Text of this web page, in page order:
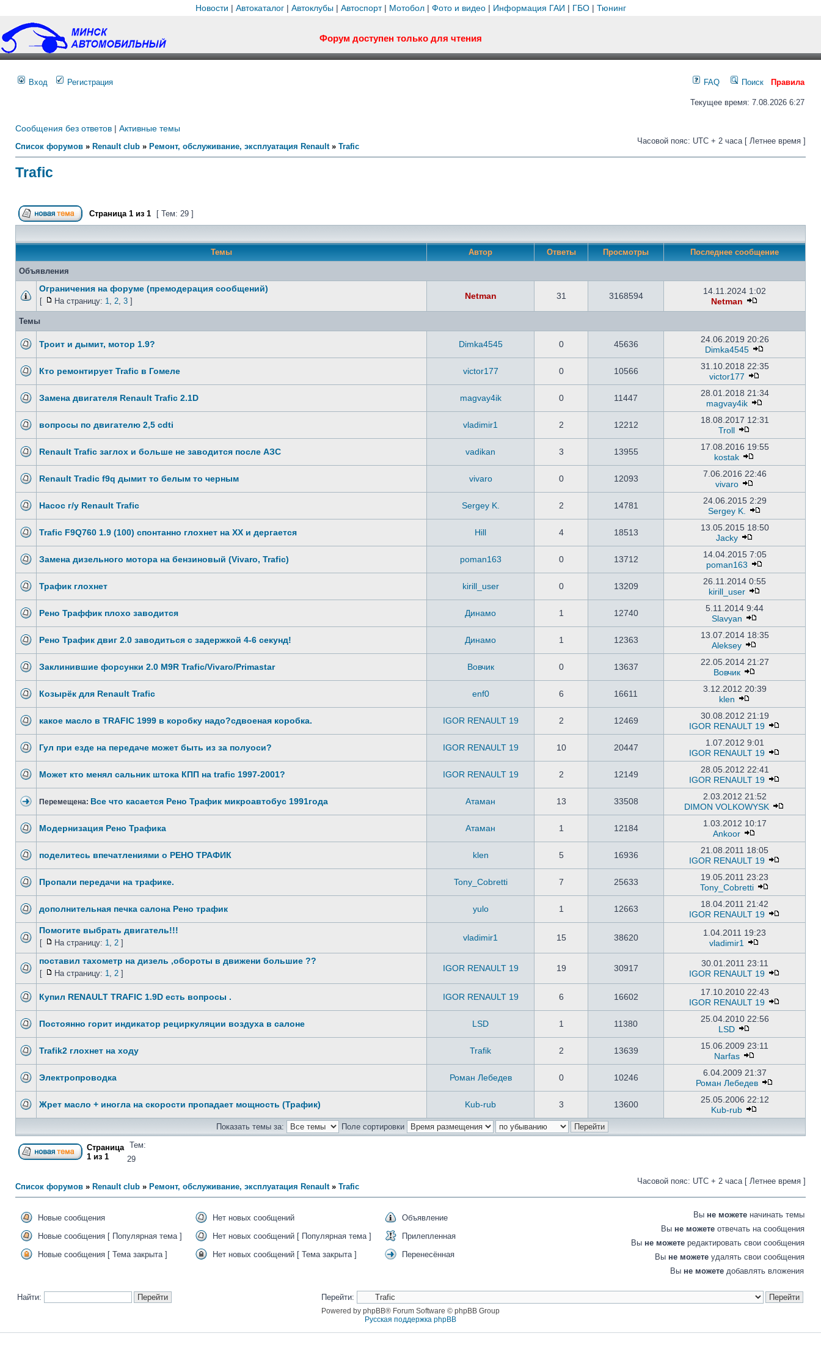
Новости | Автокаталог| Автоклубы| Автоспорт| Мотобол| Фото и видео| Информация ГАИ | ГБО| Тюнинг
Форум доступен только для чтения
Вход Регистрация FAQ Поиск Правила
Текущее время: 7.08.2026 6:27
Сообщения без ответов | Активные темы
Список форумов » Renault club » Ремонт, обслуживание, эксплуатация Renault» Trafic
Часовой пояс: UTC + 2 часа [ Летнее время ]
Trafic
Страница 1 из 1 [ Тем: 29 ]
Темы Автор Ответы Просмотры Последнее сообщение
Объявления
Ограничения на форуме (премодерация сообщений)
[ На страницу: 1, 2, 3 ]
Netman 31 3168594
14.11.2024 1:02
Netman
Темы
Троит и дымит, мотор 1.9? Dimka4545 0 45636
24.06.2019 20:26
Dimka4545
Кто ремонтирует Trafic в Гомеле victor177 0 10566
31.10.2018 22:35
victor177
Замена двигателя Renault Trafic 2.1D magvay4ik 0 11447
28.01.2018 21:34
magvay4ik
вопросы по двигателю 2,5 cdti vladimir1 2 12212
18.08.2017 12:31
Troll
Renault Trafic заглох и больше не заводится после АЗС vadikan 3 13955
17.08.2016 19:55
kostak
Renault Tradic f9q дымит то белым то черным vivaro 0 12093
7.06.2016 22:46
vivaro
Насос г/у Renault Trafic Sergey K. 2 14781
24.06.2015 2:29
Sergey K.
Trafic F9Q760 1.9 (100) спонтанно глохнет на ХХ и дергается Hill 4 18513
13.05.2015 18:50
Jacky
Замена дизельного мотора на бензиновый (Vivaro, Trafic) poman163 0 13712
14.04.2015 7:05
poman163
Трафик глохнет kirill_user 0 13209
26.11.2014 0:55
kirill_user
Рено Траффик плохо заводится Динамо 1 12740
5.11.2014 9:44
Slavyan
Рено Трафик двиг 2.0 заводиться с задержкой 4-6 секунд! Динамо 1 12363
13.07.2014 18:35
Aleksey
Заклинившие форсунки 2.0 M9R Trafic/Vivaro/Primastar Вовчик 0 13637
22.05.2014 21:27
Вовчик
Козырёк для Renault Trafic enf0 6 16611
3.12.2012 20:39
klen
какое масло в TRAFIC 1999 в коробку надо?сдвоеная коробка. IGOR RENAULT 19 2 12469
30.08.2012 21:19
IGOR RENAULT 19
Гул при езде на передаче может быть из за полуоси? IGOR RENAULT 19 10 20447
1.07.2012 9:01
IGOR RENAULT 19
Может кто менял сальник штока КПП на trafic 1997-2001? IGOR RENAULT 19 2 12149
28.05.2012 22:41
IGOR RENAULT 19
Перемещена: Все что касается Рено Трафик микроавтобус 1991года Атаман 13 33508
2.03.2012 21:52
DIMON VOLKOWYSK
Модернизация Рено Трафика Атаман 1 12184
1.03.2012 10:17
Ankoor
поделитесь впечатлениями о РЕНО ТРАФИК klen 5 16936
21.08.2011 18:05
IGOR RENAULT 19
Пропали передачи на трафике. Tony_Cobretti 7 25633
19.05.2011 23:23
Tony_Cobretti
дополнительная печка салона Рено трафик yulo 1 12663
18.04.2011 21:42
IGOR RENAULT 19
Помогите выбрать двигатель!!!
[ На страницу: 1, 2 ]
vladimir1 15 38620
1.04.2011 19:23
vladimir1
поставил тахометр на дизель ,обороты в движени большие ??
[ На страницу: 1, 2 ]
IGOR RENAULT 19 19 30917
30.01.2011 23:11
IGOR RENAULT 19
Купил RENAULT TRAFIC 1.9D есть вопросы . IGOR RENAULT 19 6 16602
17.10.2010 22:43
IGOR RENAULT 19
Постоянно горит индикатор рециркуляции воздуха в салоне LSD 1 11380
25.04.2010 22:56
LSD
Trafik2 глохнет на ходу Trafik 2 13639
15.06.2009 23:11
Narfas
Электропроводка Роман Лебедев 0 10246
6.04.2009 21:37
Роман Лебедев
Жрет масло + иногла на скорости пропадает мощность (Трафик) Kub-rub 3 13600
25.05.2006 22:12
Kub-rub
Показать темы за: Поле сортировки
Страница
1 из 1
Тем:
29
Список форумов » Renault club » Ремонт, обслуживание, эксплуатация Renault» Trafic
Часовой пояс: UTC + 2 часа [ Летнее время ]
Новые сообщения Нет новых сообщений
Объявление
Новые сообщения [ Популярная тема ]
Нет новых сообщений [ Популярная тема ]
Прилепленная
Новые сообщения [ Тема закрыта ]
Нет новых сообщений [ Тема закрыта ] Перенесённая
Вы не можете начинать темы
Вы не можете отвечать на сообщения
Вы не можете редактировать свои сообщения
Вы не можете удалять свои сообщения
Вы не можете добавлять вложения
Найти: Перейти:
Powered by phpBB® Forum Software © phpBB Group
Русская поддержка phpBB